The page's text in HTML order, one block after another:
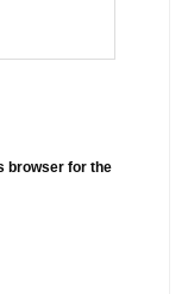
browser for the